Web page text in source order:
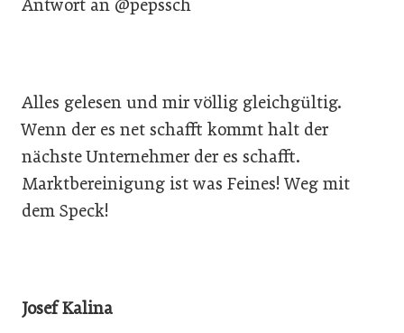
Antwort an @pepssch
Alles gelesen und mir völlig gleichgültig.
Wenn der es net schafft kommt halt der
nächste Unternehmer der es schafft.
Marktbereinigung ist was Feines! Weg mit
dem Speck!
Josef Kalina